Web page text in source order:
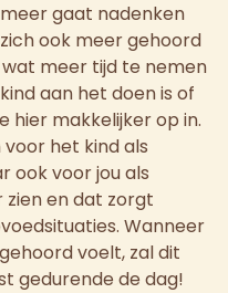
gaat nadenken
ook meer gehoord
meer tijd te nemen
aan het doen is of
hier makkelijker op in.
het kind als
ook voor jou als
zien en dat zorgt
Wanneer
voelt, zal dit
gedurende de dag!